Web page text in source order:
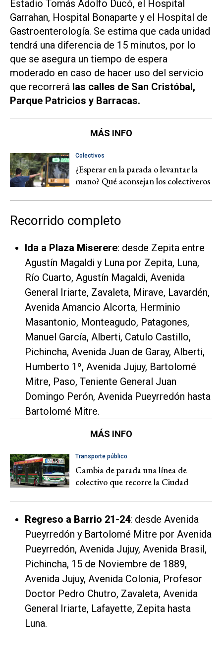
Estadio Tomás Adolfo Ducó, el Hospital
Garrahan, Hospital Bonaparte y el Hospital de
Gastroenterología. Se estima que cada unidad
tendrá una diferencia de 15 minutos, por lo
que se asegura un tiempo de espera
moderado en caso de hacer uso del servicio
que recorrerá las calles de San Cristóbal,
Parque Patricios y Barracas.
MÁS INFO
Colectivos
¿Esperar en la parada o levantar la
mano? Qué aconsejan los colectiveros
Recorrido completo
Ida a Plaza Miserere: desde Zepita entre
Agustín Magaldi y Luna por Zepita, Luna,
Río Cuarto, Agustín Magaldi, Avenida
General Iriarte, Zavaleta, Mirave, Lavardén,
Avenida Amancio Alcorta, Herminio
Masantonio, Monteagudo, Patagones,
Manuel García, Alberti, Catulo Castillo,
Pichincha, Avenida Juan de Garay, Alberti,
Humberto 1º, Avenida Jujuy, Bartolomé
Mitre, Paso, Teniente General Juan
Domingo Perón, Avenida Pueyrredón hasta
Bartolomé Mitre.
MÁS INFO
Transporte público
Cambia de parada una línea de
colectivo que recorre la Ciudad
Regreso a Barrio 21-24: desde Avenida
Pueyrredón y Bartolomé Mitre por Avenida
Pueyrredón, Avenida Jujuy, Avenida Brasil,
Pichincha, 15 de Noviembre de 1889,
Avenida Jujuy, Avenida Colonia, Profesor
Doctor Pedro Chutro, Zavaleta, Avenida
General Iriarte, Lafayette, Zepita hasta
Luna.